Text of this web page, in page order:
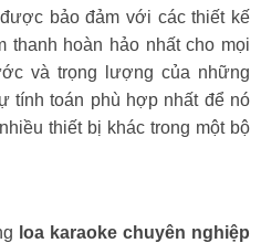
bảo đảm với các thiết kế
thanh hoàn hảo nhất cho mọi
và trọng lượng của những
tính toán phù hợp nhất để nó
thiết bị khác trong một bộ
loa karaoke chuyên nghiệp